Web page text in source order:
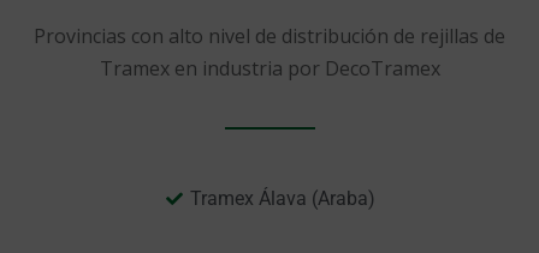
Provincias con alto nivel de distribución de rejillas de
Tramex en industria por DecoTramex
Tramex Álava (Araba)